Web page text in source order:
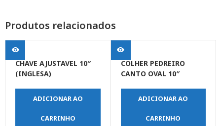
Produtos relacionados
CHAVE AJUSTAVEL 10″
(INGLESA)
ADICIONAR AO
CARRINHO
COLHER PEDREIRO
CANTO OVAL 10″
ADICIONAR AO
CARRINHO